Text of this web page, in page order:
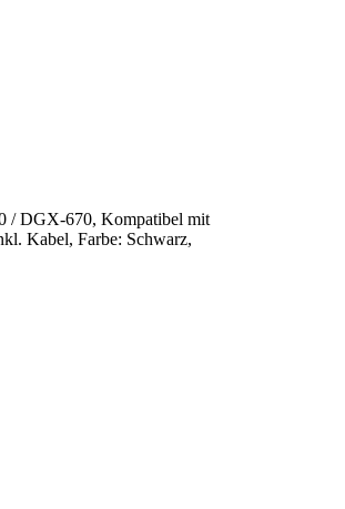
/ DGX-670, Kompatibel mit
Kabel, Farbe: Schwarz,